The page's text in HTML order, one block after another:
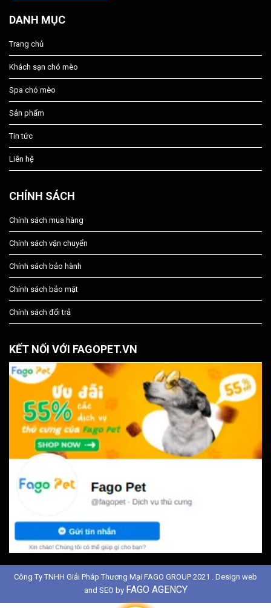
DANH MỤC
Trang chủ
Khách sạn chó mèo
Spa chó mèo
Sản phẩm
Tin tức
Liên hệ
CHÍNH SÁCH
Chính sách mua hàng
Chính sách vận chuyển
Chính sách bảo hành
Chính sách bảo mật
Chính sách đổi trả
KẾT NỐI VỚI FAGOPET.VN
Công Ty TNHH Giải Pháp Thương Mại FAGO GROUP 2021 . Design web
and SEO by FAGO AGENCY